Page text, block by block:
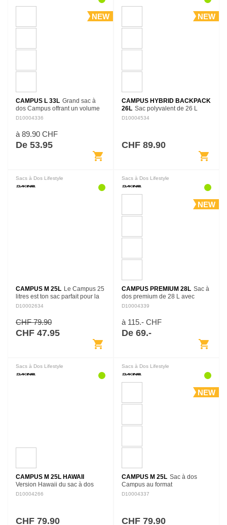
NEW
CAMPUS L 33L Grand sac à
dos Campus offrant un volume
généreux et une organisation
multiples, son espace
rembourré pour ordinateur…
D10004336
à 89.90 CHF
De 53.95
shopping_cart
NEW
CAMPUS HYBRID BACKPACK
26L Sac polyvalent de 26 L
combinant le format d’un cabas
facilement…
D10004534
CHF 89.90
shopping_cart
Sacs à Dos Lifestyle
CAMPUS M 25L Le Campus 25
litres est ton sac parfait pour la
rentrée des classes. Son design
notre inconique Campus 33L
et…
D10002634
CHF 79.90
CHF 47.95
shopping_cart
Sacs à Dos Lifestyle
NEW
CAMPUS PREMIUM 28L Sac à
dos premium de 28 L avec
compartiments dédiés pour
complétés par plusieurs poches
extérieures faciles…
D10004339
à 115.- CHF
De 69.-
shopping_cart
Sacs à Dos Lifestyle
CAMPUS M 25L HAWAII
Version Hawaii du sac à dos
Campus de 25 L, dotée de
isotherme. Son…
D10004266
CHF 79.90
Sacs à Dos Lifestyle
NEW
CAMPUS M 25L Sac à dos
Campus au format
intermédiaire, conçu pour
rembourré…
D10004337
CHF 79.90